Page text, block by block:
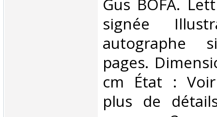
‎Gus BOFA.
signée
autographe
pages.
cm État :
plus de